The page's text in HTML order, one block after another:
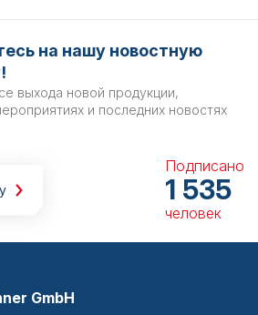
на нашу новостную
выхода новой продукции,
и последних новостях
Подписано
1 535
человек
GmbH